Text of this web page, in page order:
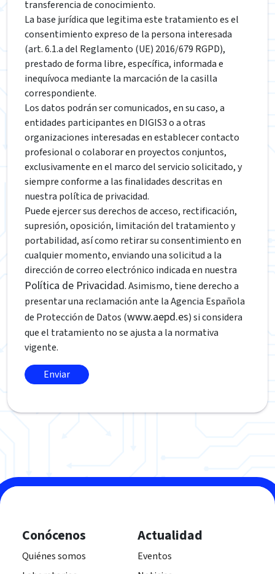
transferencia de conocimiento.
La base jurídica que legitima este tratamiento es el
consentimiento expreso de la persona interesada
(art. 6.1.a del Reglamento (UE) 2016/679 RGPD),
prestado de forma libre, específica, informada e
inequívoca mediante la marcación de la casilla
correspondiente.
Los datos podrán ser comunicados, en su caso, a
entidades participantes en DIGIS3 o a otras
organizaciones interesadas en establecer contacto
profesional o colaborar en proyectos conjuntos,
exclusivamente en el marco del servicio solicitado, y
siempre conforme a las finalidades descritas en
nuestra política de privacidad.
Puede ejercer sus derechos de acceso, rectificación,
supresión, oposición, limitación del tratamiento y
portabilidad, así como retirar su consentimiento en
cualquier momento, enviando una solicitud a la
dirección de correo electrónico indicada en nuestra
Política de Privacidad. Asimismo, tiene derecho a
presentar una reclamación ante la Agencia Española
de Protección de Datos (www.aepd.es) si considera
que el tratamiento no se ajusta a la normativa
vigente.
Conócenos
Quiénes somos
Actualidad
Eventos